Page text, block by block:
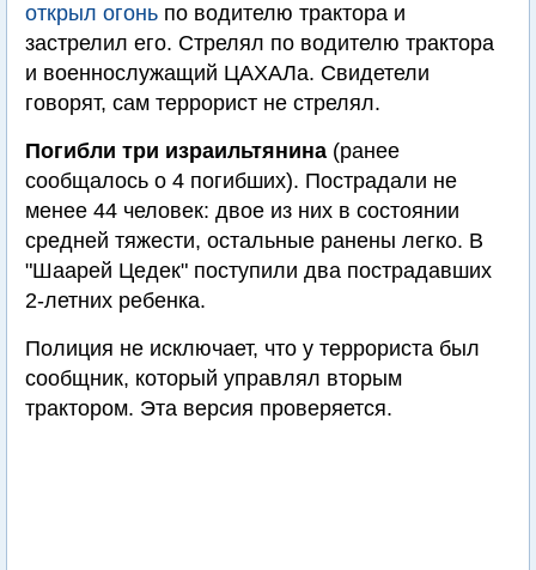
открыл огонь по водителю трактора и
застрелил его. Стрелял по водителю трактора
и военнослужащий ЦАХАЛа. Свидетели
говорят, сам террорист не стрелял.
Погибли три израильтянина (ранее
сообщалось о 4 погибших). Пострадали не
менее 44 человек: двое из них в состоянии
средней тяжести, остальные ранены легко. В
"Шаарей Цедек" поступили два пострадавших
2-летних ребенка.
Полиция не исключает, что у террориста был
сообщник, который управлял вторым
трактором. Эта версия проверяется.